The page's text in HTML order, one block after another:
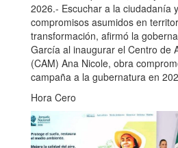
Redacción Tepetzintla, Ver.,
2026.- Escuchar a la ciudadanía
compromisos asumidos en
transformación, afirmó la
García al inaugurar el Centro de
(CAM) Ana Nicole, obra
Hora Cero